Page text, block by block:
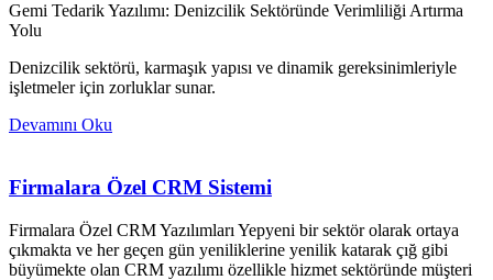
Gemi Tedarik Yazılımı: Denizcilik Sektöründe Verimliliği Artırma
Yolu
Denizcilik sektörü, karmaşık yapısı ve dinamik gereksinimleriyle
işletmeler için zorluklar sunar.
Devamını Oku
Firmalara Özel CRM Sistemi
Firmalara Özel CRM Yazılımları Yepyeni bir sektör olarak ortaya
çıkmakta ve her geçen gün yeniliklerine yenilik katarak çığ gibi
büyümekte olan CRM yazılımı özellikle hizmet sektöründe müşteri